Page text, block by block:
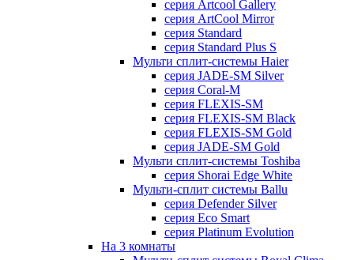
серия Artcool Gallery
серия ArtCool Mirror
серия Standard
серия Standard Plus S
Мульти сплит-системы Haier
серия JADE-SM Silver
серия Coral-M
серия FLEXIS-SM
серия FLEXIS-SM Black
серия FLEXIS-SM Gold
серия JADE-SM Gold
Мульти сплит-системы Toshiba
серия Shorai Edge White
Мульти-сплит системы Ballu
серия Defender Silver
серия Eco Smart
серия Platinum Evolution
На 3 комнаты